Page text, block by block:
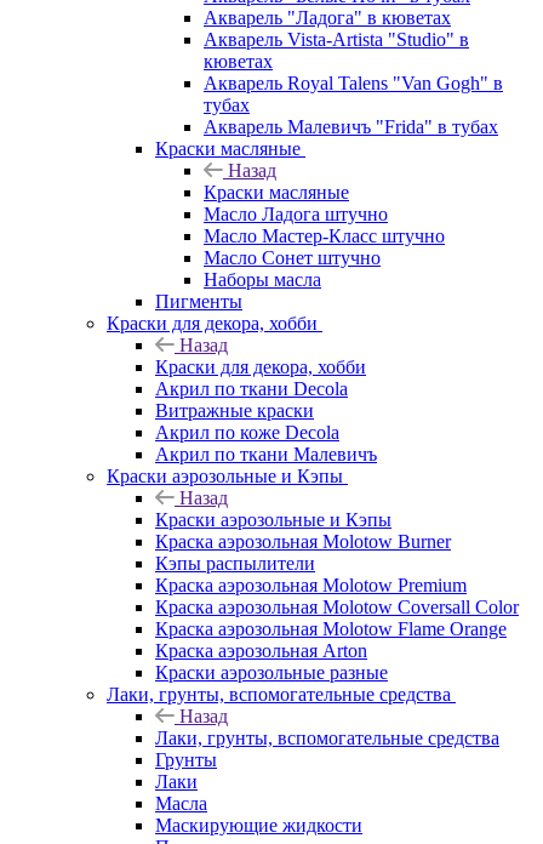
Акварель "Ладога" в кюветах
Акварель Vista-Artista "Studio" в
кюветах
Акварель Royal Talens "Van Gogh" в
тубах
Акварель Малевичъ "Frida" в тубах
Краски масляные
Назад
Краски масляные
Масло Ладога штучно
Масло Мастер-Класс штучно
Масло Сонет штучно
Наборы масла
Пигменты
Краски для декора, хобби
Назад
Краски для декора, хобби
Акрил по ткани Decola
Витражные краски
Акрил по коже Decola
Акрил по ткани Малевичъ
Краски аэрозольные и Кэпы
Назад
Краски аэрозольные и Кэпы
Краска аэрозольная Molotow Burner
Кэпы распылители
Краска аэрозольная Molotow Premium
Краска аэрозольная Molotow Coversall Color
Краска аэрозольная Molotow Flame Orange
Краска аэрозольная Arton
Краски аэрозольные разные
Лаки, грунты, вспомогательные средства
Назад
Лаки, грунты, вспомогательные средства
Грунты
Лаки
Масла
Маскирующие жидкости